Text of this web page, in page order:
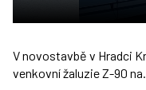
V novostavbě v Hradci
venkovní žaluzie Z-90